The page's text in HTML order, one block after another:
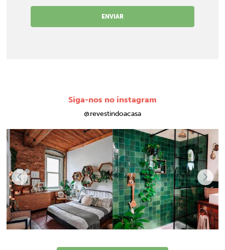
ENVIAR
Siga-nos no instagram
@revestindoacasa